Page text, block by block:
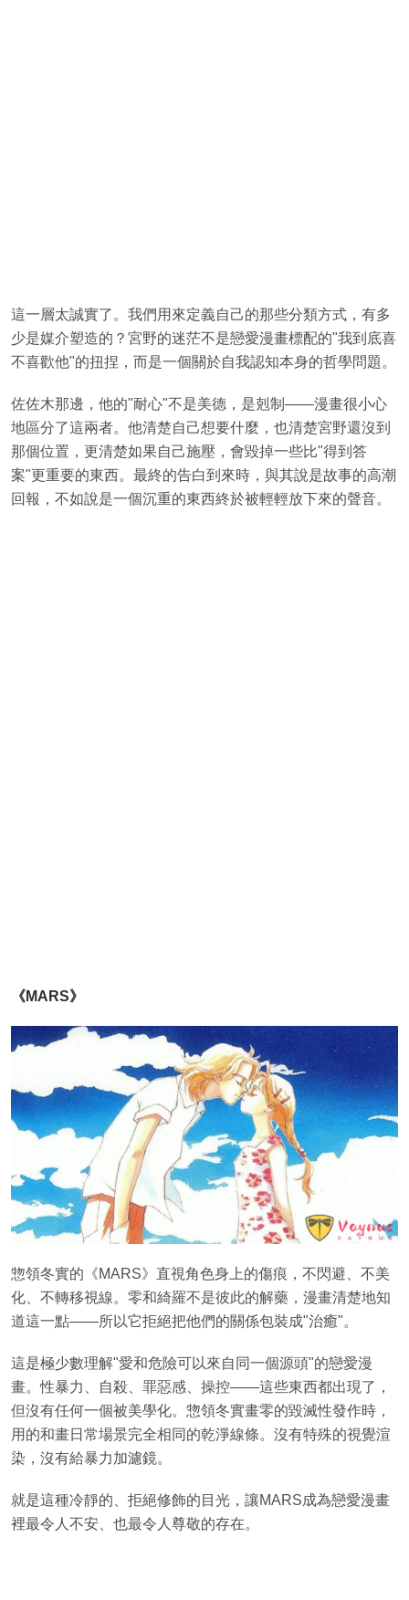
這一層太誠實了。我們用來定義自己的那些分類方式，有多
少是媒介塑造的？宮野的迷茫不是戀愛漫畫標配的"我到底喜
不喜歡他"的扭捏，而是一個關於自我認知本身的哲學問題。
佐佐木那邊，他的"耐心"不是美德，是剋制——漫畫很小心
地區分了這兩者。他清楚自己想要什麼，也清楚宮野還沒到
那個位置，更清楚如果自己施壓，會毀掉一些比"得到答
案"更重要的東西。最終的告白到來時，與其說是故事的高潮
回報，不如說是一個沉重的東西終於被輕輕放下來的聲音。
《MARS》
惣領冬實的《MARS》直視角色身上的傷痕，不閃避、不美
化、不轉移視線。零和綺羅不是彼此的解藥，漫畫清楚地知
道這一點——所以它拒絕把他們的關係包裝成"治癒"。
這是極少數理解"愛和危險可以來自同一個源頭"的戀愛漫
畫。性暴力、自殺、罪惡感、操控——這些東西都出現了，
但沒有任何一個被美學化。惣領冬實畫零的毀滅性發作時，
用的和畫日常場景完全相同的乾淨線條。沒有特殊的視覺渲
染，沒有給暴力加濾鏡。
就是這種冷靜的、拒絕修飾的目光，讓MARS成為戀愛漫畫
裡最令人不安、也最令人尊敬的存在。